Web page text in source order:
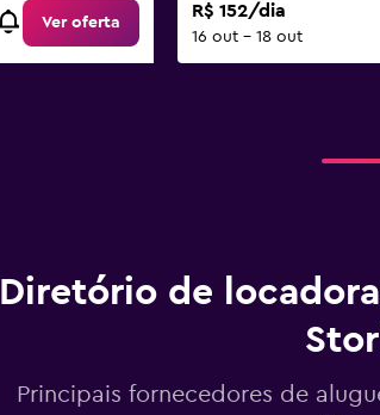
Ver oferta
R$ 152/dia
16 out - 18 out
Diretório de
Principais fornecedores de